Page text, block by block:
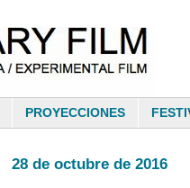
PROYECCIONES
28 de octubre de 2016